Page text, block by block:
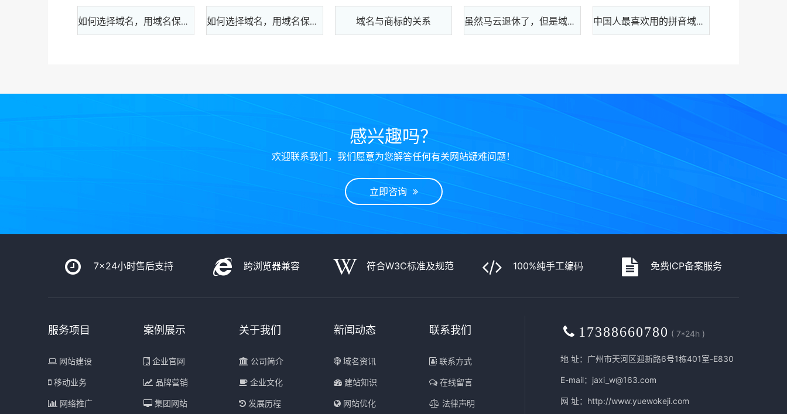
如何选择域名，用域名保护您的品牌呢？ 如何选择域名，用域名保护您的品牌呢？ 域名与商标的关系 虽然马云退休了，但是域名不打烊，1888个域名帮助阿里巴巴活到102岁！ 中国人最喜欢用的拼音域名，46个，价值10个亿！
感兴趣吗？
欢迎联系我们，我们愿意为您解答任何有关网站疑难问题！
立即咨询
7x24小时售后支持 跨浏览器兼容 符合W3C标准及规范 100%纯手工编码 免费ICP备案服务
服务项目
网站建设
移动业务
网络推广
案例展示
企业官网
品牌营销
集团网站
关于我们
公司简介
企业文化
发展历程
新闻动态
域名资讯
建站知识
网站优化
联系我们
联系方式
在线留言
法律声明
17388660780 ( 7*24h )
地 址：广州市天河区迎新路6号1栋401室-E830
E-mail：jaxi_w@163.com
网 址： http://www.yuewokeji.com